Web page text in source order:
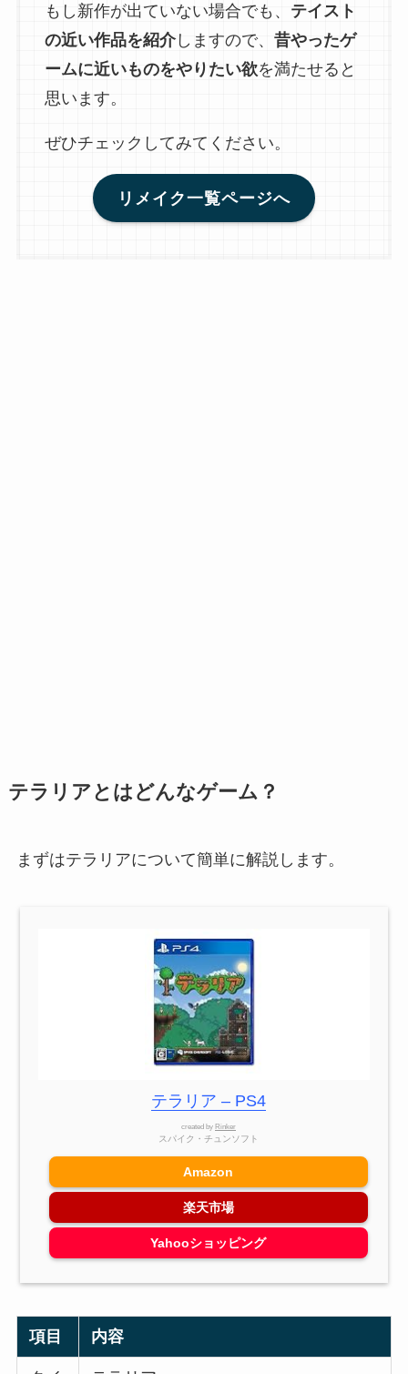
もし新作が出ていない場合でも、 テイスト
の近い作品を紹介しますので、 昔やったゲ
ームに近いものをやりたい欲を満たせると
思います。
ぜひチェックしてみてください。
リメイク一覧ページへ
テラリアとはどんなゲーム？
まずはテラリアについて簡単に解説します。
テラリア – PS4
created by Rinker
スパイク・チュンソフト
Amazon
楽天市場
Yahooショッピング
項目 内容